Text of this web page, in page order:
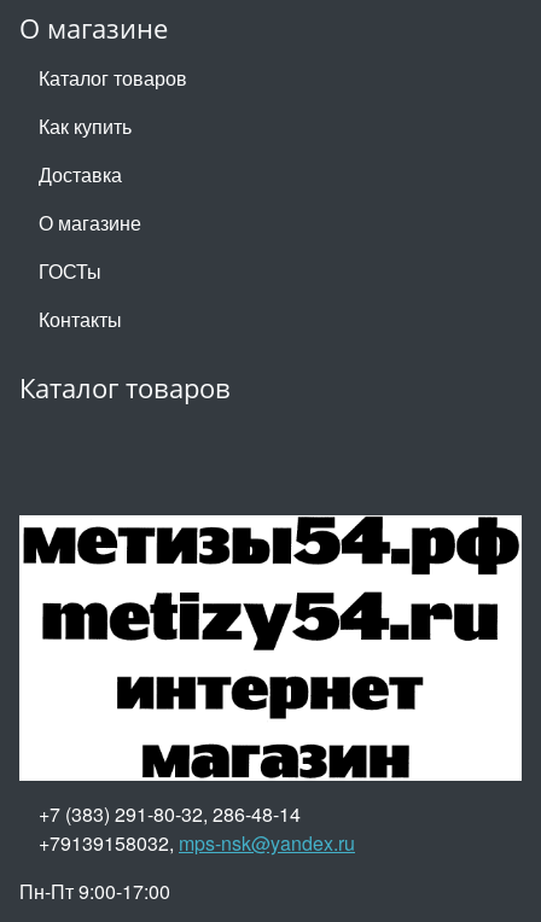
О магазине
Каталог товаров
Как купить
Доставка
О магазине
ГОСТы
Контакты
Каталог товаров
+7 (383) 291-80-32, 286-48-14
+79139158032, mps-nsk@yandex.ru
Пн-Пт 9:00-17:00